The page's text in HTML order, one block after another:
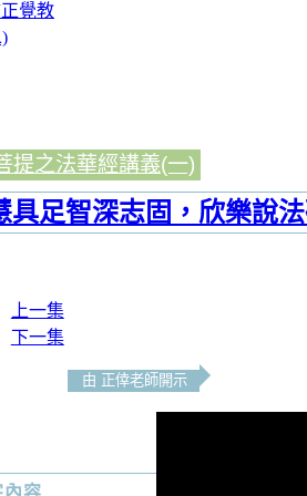
覺教
提之法華經講義(一)
具足智深志固，欣樂說
上一集
下一集
由 正倖老師開示
內容